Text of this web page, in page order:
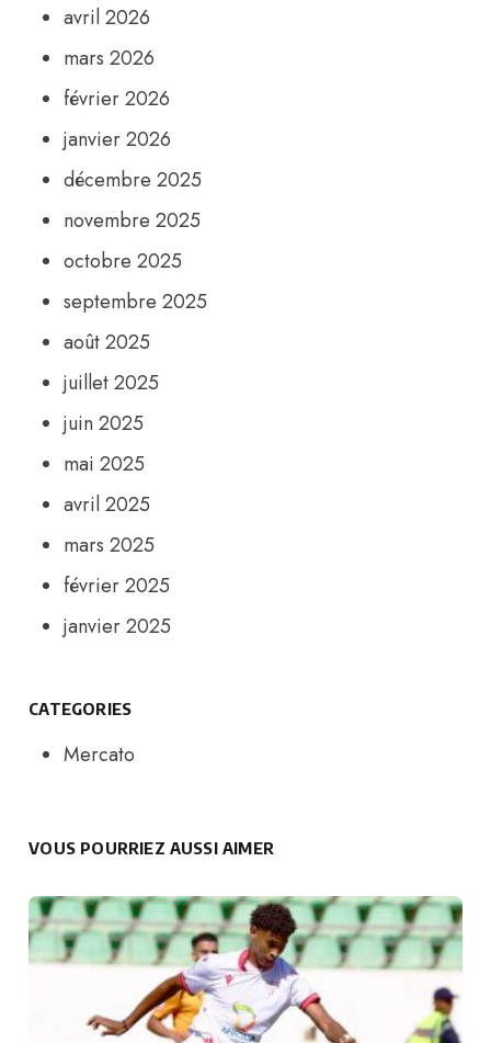
avril 2026
mars 2026
février 2026
janvier 2026
décembre 2025
novembre 2025
octobre 2025
septembre 2025
août 2025
juillet 2025
juin 2025
mai 2025
avril 2025
mars 2025
février 2025
janvier 2025
CATEGORIES
Mercato
VOUS POURRIEZ AUSSI AIMER